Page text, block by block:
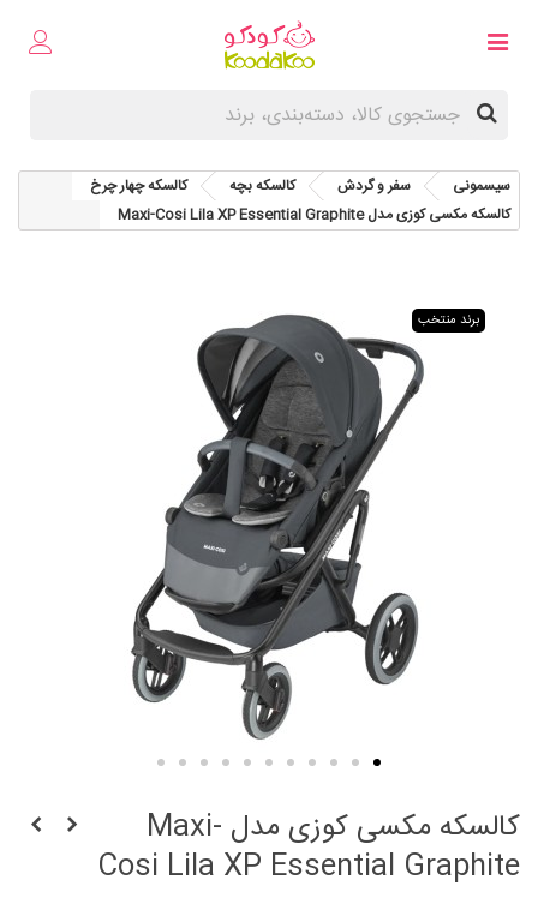
سیسمونی سفر و گردش کالسکه بچه
کالسکه چهار چرخ
کالسکه مکسی کوزی مدل Maxi-Cosi Lila XP Essential Graphite
برند منتخب
کالسکه مکسی کوزی مدل Maxi-
Cosi Lila XP Essential Graphite